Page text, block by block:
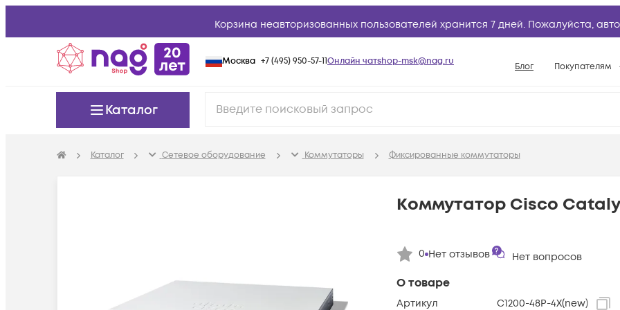
Корзина неавторизованных пользователей хранится 7 дней. Пожалуйста,
Москва +7 (495) 950-57-11Онлайн чатshop-msk@nag.ru Блог Покупателям
Возврат
База знаний
Каталог
Каталог Сетевое оборудование Коммутаторы Фиксированные коммутаторы
О товаре
Артикул
C1200-48P-4X(new)
Коммутатор Cisco
0 Нет отзывов Нет вопросов